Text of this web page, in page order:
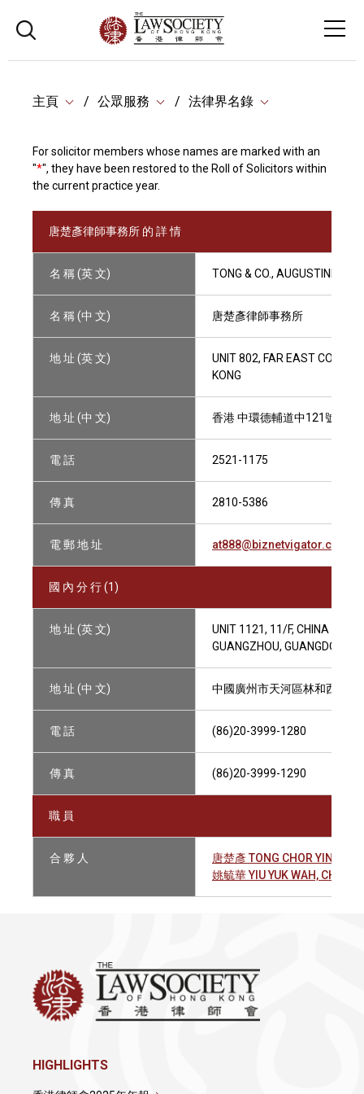
主頁 公眾服務 法律界名錄
For solicitor members whose names are marked with an
"*", they have been restored to the Roll of Solicitors within
the current practice year.
唐楚彥律師事務所 的 詳 情
名 稱 (英 文) TONG & CO., AUGUSTINE C.Y.
名 稱 (中 文) 唐楚彥律師事務所
地 址 (英 文)
UNIT 802, FAR EAST
KONG
地 址 (中 文) 香港 中環德輔道中121號 遠
電 話 2521-1175
傳 真 2810-5386
電 郵 地 址 at888@biznetvigator.com
國 內 分 行 (1)
地 址 (英 文)
UNIT 1121, 11/F, CHINA
GUANGZHOU, GUANGDONG,
地 址 (中 文) 中國廣州市天河區林和西路
電 話 (86)20-3999-1280
傳 真 (86)20-3999-1290
職 員
合 夥 人
唐楚彥 TONG CHOR YIN,
姚毓華 YIU YUK WAH,
HIGHLIGHTS